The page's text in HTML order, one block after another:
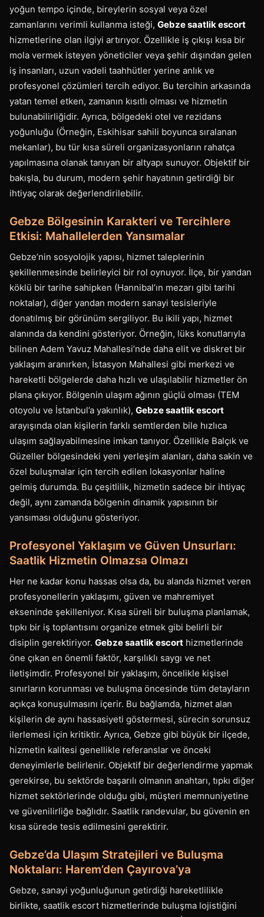
yoğun tempo içinde, bireylerin sosyal veya özel
zamanlarını verimli kullanma isteği, Gebze saatlik escort
hizmetlerine olan ilgiyi artırıyor. Özellikle iş çıkışı kısa bir
mola vermek isteyen yöneticiler veya şehir dışından gelen
iş insanları, uzun vadeli taahhütler yerine anlık ve
profesyonel çözümleri tercih ediyor. Bu tercihin arkasında
yatan temel etken, zamanın kısıtlı olması ve hizmetin
bulunabilirliğidir. Ayrıca, bölgedeki otel ve rezidans
yoğunluğu (Örneğin, Eskihisar sahili boyunca sıralanan
mekanlar), bu tür kısa süreli organizasyonların rahatça
yapılmasına olanak tanıyan bir altyapı sunuyor. Objektif bir
bakışla, bu durum, modern şehir hayatının getirdiği bir
ihtiyaç olarak değerlendirilebilir.
Gebze Bölgesinin Karakteri ve Tercihlere
Etkisi: Mahallelerden Yansımalar
Gebze’nin sosyolojik yapısı, hizmet taleplerinin
şekillenmesinde belirleyici bir rol oynuyor. İlçe, bir yandan
köklü bir tarihe sahipken (Hannibal’ın mezarı gibi tarihi
noktalar), diğer yandan modern sanayi tesisleriyle
donatılmış bir görünüm sergiliyor. Bu ikili yapı, hizmet
alanında da kendini gösteriyor. Örneğin, lüks konutlarıyla
bilinen Adem Yavuz Mahallesi’nde daha elit ve diskret bir
yaklaşım aranırken, İstasyon Mahallesi gibi merkezi ve
hareketli bölgelerde daha hızlı ve ulaşılabilir hizmetler ön
plana çıkıyor. Bölgenin ulaşım ağının güçlü olması (TEM
otoyolu ve İstanbul’a yakınlık), Gebze saatlik escort
arayışında olan kişilerin farklı semtlerden bile hızlıca
ulaşım sağlayabilmesine imkan tanıyor. Özellikle Balçık ve
Güzeller bölgesindeki yeni yerleşim alanları, daha sakin ve
özel buluşmalar için tercih edilen lokasyonlar haline
gelmiş durumda. Bu çeşitlilik, hizmetin sadece bir ihtiyaç
değil, aynı zamanda bölgenin dinamik yapısının bir
yansıması olduğunu gösteriyor.
Profesyonel Yaklaşım ve Güven Unsurları:
Saatlik Hizmetin Olmazsa Olmazı
Her ne kadar konu hassas olsa da, bu alanda hizmet veren
profesyonellerin yaklaşımı, güven ve mahremiyet
ekseninde şekilleniyor. Kısa süreli bir buluşma planlamak,
tıpkı bir iş toplantısını organize etmek gibi belirli bir
disiplin gerektiriyor. Gebze saatlik escort hizmetlerinde
öne çıkan en önemli faktör, karşılıklı saygı ve net
iletişimdir. Profesyonel bir yaklaşım, öncelikle kişisel
sınırların korunması ve buluşma öncesinde tüm detayların
açıkça konuşulmasını içerir. Bu bağlamda, hizmet alan
kişilerin de aynı hassasiyeti göstermesi, sürecin sorunsuz
ilerlemesi için kritiktir. Ayrıca, Gebze gibi büyük bir ilçede,
hizmetin kalitesi genellikle referanslar ve önceki
deneyimlerle belirlenir. Objektif bir değerlendirme yapmak
gerekirse, bu sektörde başarılı olmanın anahtarı, tıpkı diğer
hizmet sektörlerinde olduğu gibi, müşteri memnuniyetine
ve güvenilirliğe bağlıdır. Saatlik randevular, bu güvenin en
kısa sürede tesis edilmesini gerektirir.
Gebze’da Ulaşım Stratejileri ve Buluşma
Noktaları: Harem’den Çayırova’ya
Gebze, sanayi yoğunluğunun getirdiği hareketlilikle
birlikte, saatlik escort hizmetlerinde buluşma lojistiğini